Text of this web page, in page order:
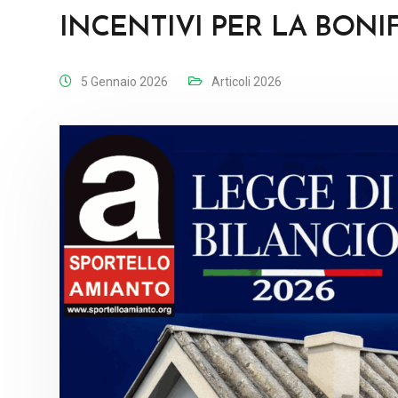
INCENTIVI PER LA
5 Gennaio 2026 Articoli 2026